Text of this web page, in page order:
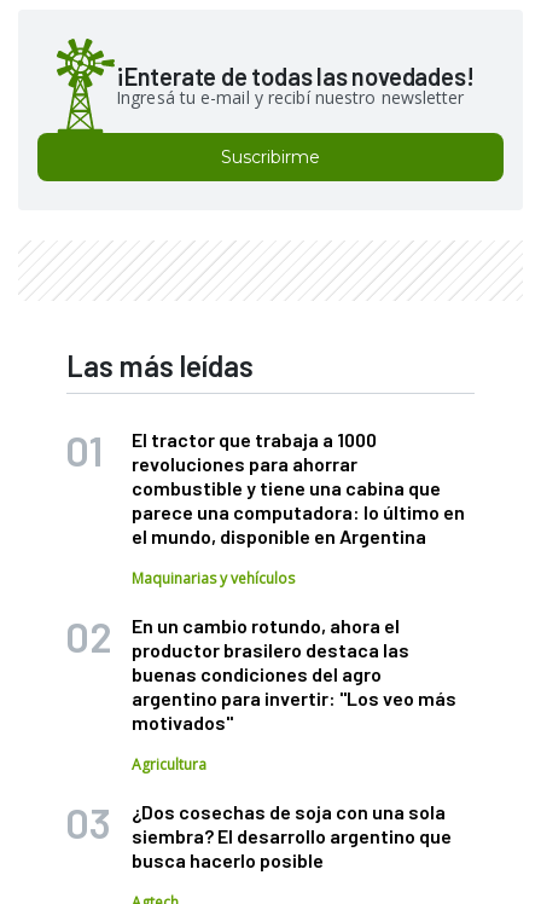
¡Enterate de todas las novedades!
Ingresá tu e-mail y recibí nuestro newsletter
Suscribirme
Las más leídas
El tractor que trabaja a 1000
revoluciones para ahorrar
combustible y tiene una cabina que
parece una computadora: lo último en
el mundo, disponible en Argentina
Maquinarias y vehículos
En un cambio rotundo, ahora el
productor brasilero destaca las
buenas condiciones del agro
argentino para invertir: "Los veo más
motivados"
Agricultura
¿Dos cosechas de soja con una sola
siembra? El desarrollo argentino que
busca hacerlo posible